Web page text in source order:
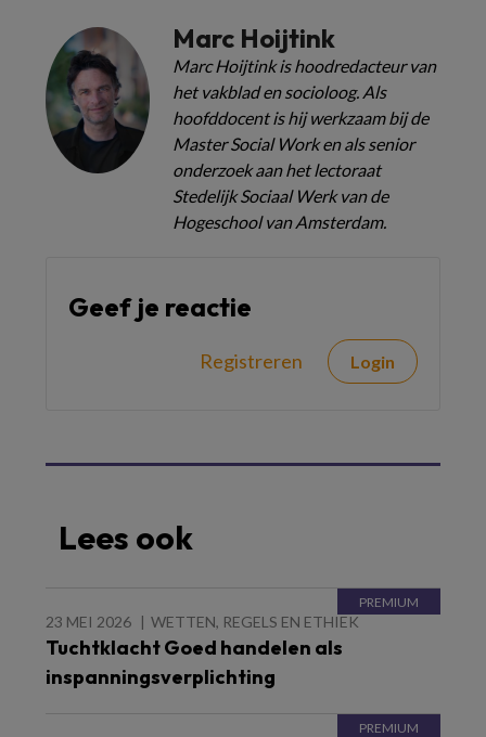
Marc Hoijtink
Marc Hoijtink is hoodredacteur van
het vakblad en socioloog. Als
hoofddocent is hij werkzaam bij de
Master Social Work en als senior
onderzoek aan het lectoraat
Stedelijk Sociaal Werk van de
Hogeschool van Amsterdam.
Geef je reactie
Registreren Login
Lees ook
23 MEI 2026 WETTEN, REGELS EN ETHIEK
Tuchtklacht Goed handelen als
inspanningsverplichting